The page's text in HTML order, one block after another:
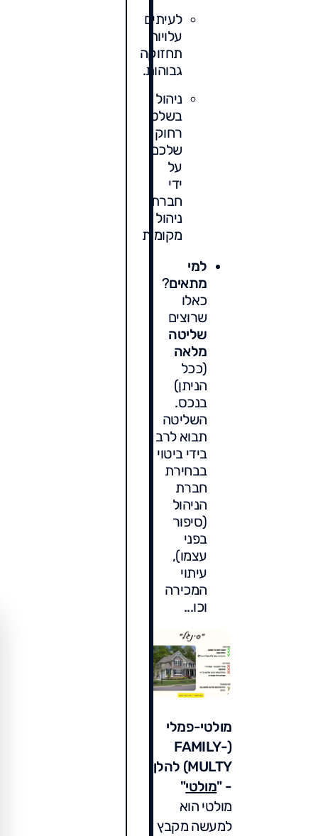
לעיתים
עלויות
תחזוקה
גבוהות.
ניהול
בשלט
רחוק
שלכם
על
ידי
חברת
ניהול
מקומית
למי
מתאים?
כאלו
שרוצים
שליטה
מלאה
(ככל
הניתן)
בנכס.
השליטה
תבוא לרב
בידי ביטוי
בבחירת
חברת
הניהול
(סיפור
בפני
עצמו),
עיתוי
המכירה
וכו...
מולטי-פמלי
(FAMILY-
MULTY) להלן
- "מולטי"
מולטי הוא
למעשה מקבץ